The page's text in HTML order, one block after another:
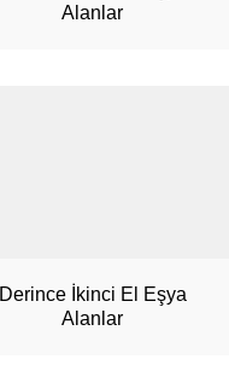
Alanlar
Derince İkinci El Eşya
Alanlar